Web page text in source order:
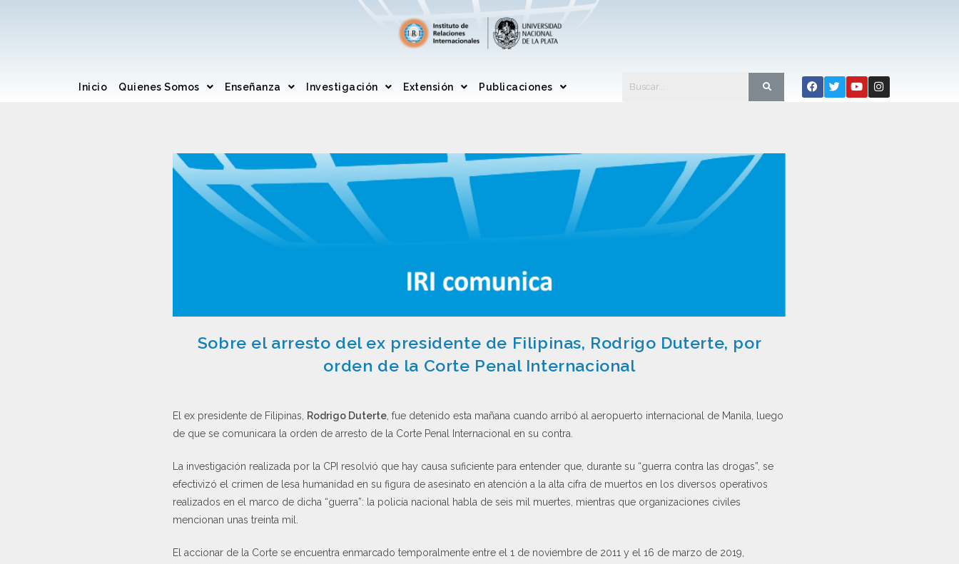
Inicio Quienes Somos Enseñanza Investigación Extensión Publicaciones
Sobre el arresto del ex presidente de Filipinas, Rodrigo Duterte, por
orden de la Corte Penal Internacional
El ex presidente de Filipinas, Rodrigo Duterte, fue detenido esta mañana cuando arribó al aeropuerto internacional de Manila, luego
de que se comunicara la orden de arresto de la Corte Penal Internacional en su contra.
La investigación realizada por la CPI resolvió que hay causa suficiente para entender que, durante su “guerra contra las drogas”, se
efectivizó el crimen de lesa humanidad en su figura de asesinato en atención a la alta cifra de muertos en los diversos operativos
realizados en el marco de dicha “guerra”: la policía nacional habla de seis mil muertes, mientras que organizaciones civiles
mencionan unas treinta mil.
El accionar de la Corte se encuentra enmarcado temporalmente entre el 1 de noviembre de 2011 y el 16 de marzo de 2019,